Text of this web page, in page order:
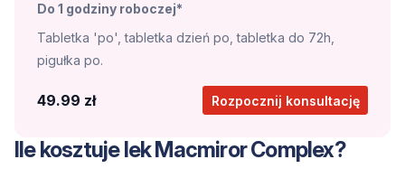
Do 1 godziny roboczej*
Tabletka 'po', tabletka dzień po, tabletka do 72h,
pigułka po.
49.99 zł Rozpocznij konsultację
Ile kosztuje lek Macmiror Complex?